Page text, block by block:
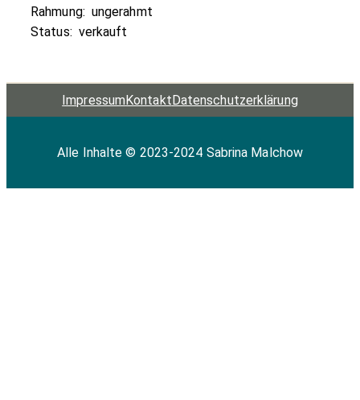
Rahmung: ungerahmt
Status: verkauft
ImpressumKontaktDatenschutz­erklärung
Alle Inhalte © 2023-2024 Sabrina Malchow